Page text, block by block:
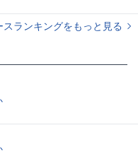
ランキングをもっと見る